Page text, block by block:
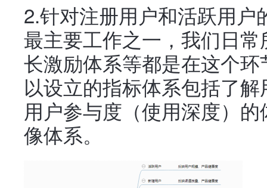
2.针对注册用户和活跃用
最主要工作之一，我们日
长激励体系等都是在这个
以设立的指标体系包括了
用户参与度（使用深度）
像体系。